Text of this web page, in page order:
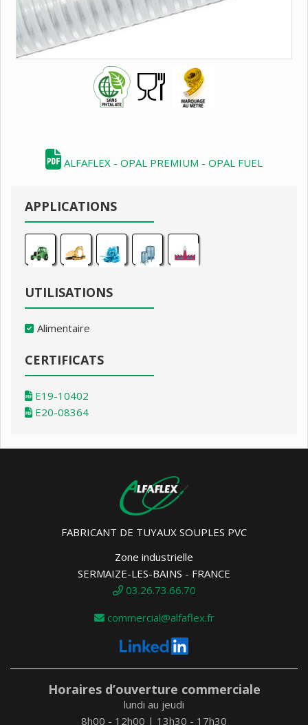
ALFAFLEX - OPAL PREMIUM - OPAL FUEL
APPLICATIONS
UTILISATIONS
Alimentaire
CERTIFICATS
E19-10402
E20-08364
FABRICANT DE TUYAUX SOUPLES PVC
Zone industrielle
SERMAIZE-LES-BAINS - FRANCE
03.26.73.66.70
commercial@alfaflex.fr
Horaires d’ouverture commerciale
lundi au jeudi
8h00 - 12h00 | 13h30 - 17h30